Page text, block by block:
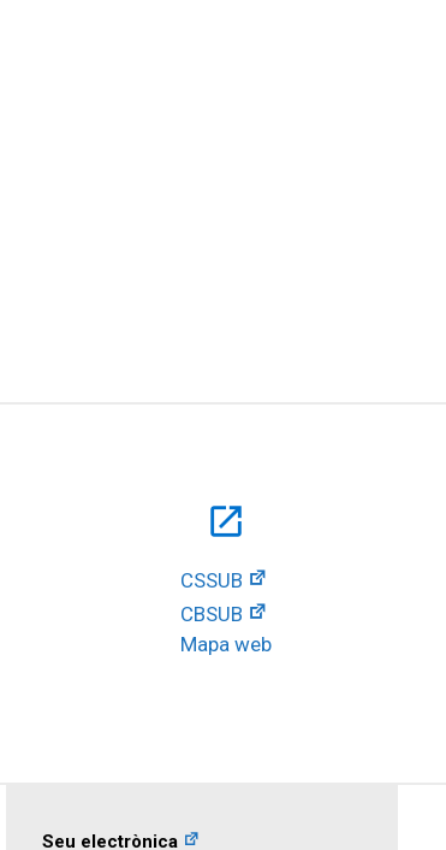
open_in_new
CSSUB
CBSUB
Mapa web
Seu electrònica